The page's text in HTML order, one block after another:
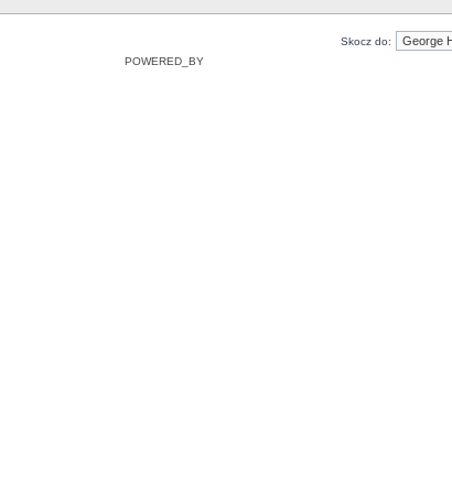
Skocz do:
POWERED_BY